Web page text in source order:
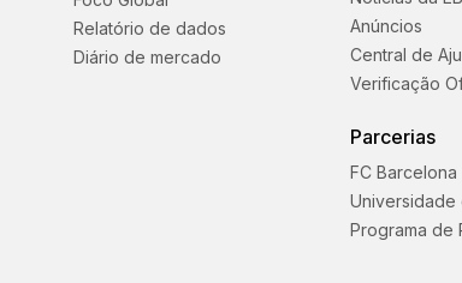
Relatório de dados
Diário de mercado
Anúncios
Central de
Verificação
Parcerias
FC Barcelona
Programa de